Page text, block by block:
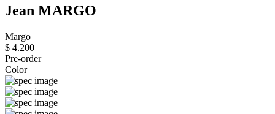
Jean MARGO
Margo
$ 4.200
Pre-order
Color